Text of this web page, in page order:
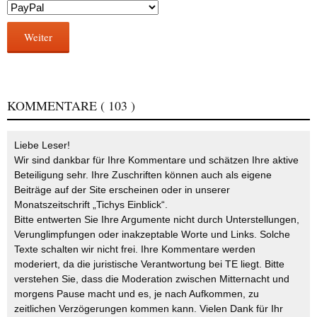
Weiter
KOMMENTARE ( 103 )
Liebe Leser!
Wir sind dankbar für Ihre Kommentare und schätzen Ihre aktive
Beteiligung sehr. Ihre Zuschriften können auch als eigene
Beiträge auf der Site erscheinen oder in unserer
Monatszeitschrift „Tichys Einblick“.
Bitte entwerten Sie Ihre Argumente nicht durch Unterstellungen,
Verunglimpfungen oder inakzeptable Worte und Links. Solche
Texte schalten wir nicht frei. Ihre Kommentare werden
moderiert, da die juristische Verantwortung bei TE liegt. Bitte
verstehen Sie, dass die Moderation zwischen Mitternacht und
morgens Pause macht und es, je nach Aufkommen, zu
zeitlichen Verzögerungen kommen kann. Vielen Dank für Ihr